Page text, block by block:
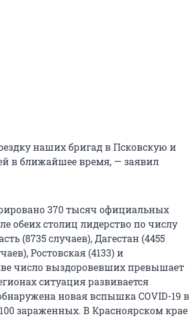
наших бригад в Псковскую и
в ближайшее время, — заявил
370 тысяч официальных
обеих столиц лидерство по числу
(8735 случаев), Дагестан (4455
Ростовская (4133) и
число выздоровевших превышает
ситуация развивается
новая вспышка COVID-19 в
зараженных. В Красноярском крае